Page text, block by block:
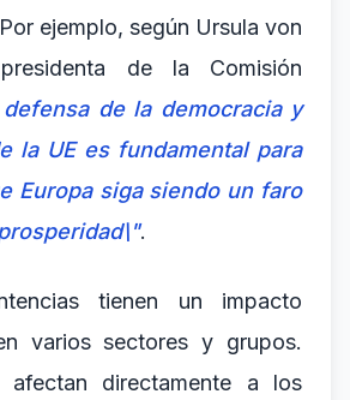
ejemplo, según Ursula von
de la Comisión
de la democracia y
la UE es fundamental para
Europa siga siendo un faro
.
tienen un impacto
varios sectores y grupos.
directamente a los